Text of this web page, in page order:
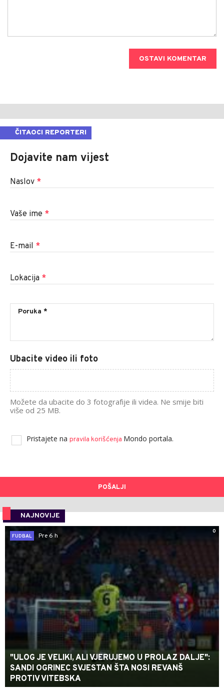
OSTAVI KOMENTAR
ČITAOCI REPORTERI
Dojavite nam vijest
Naslov *
Vaše ime *
E-mail *
Lokacija *
Ubacite video ili foto
Možete da ubacite do 3 fotografije ili videa. Ne smije biti
više od 25 MB.
Pristajete na pravila korišćenja Mondo portala.
POŠALJI
NAJNOVIJE
0
FUDBAL
Pre 6 h
"ULOG JE VELIKI, ALI VJERUJEMO U PROLAZ DALJE":
SANDI OGRINEC SVJESTAN ŠTA NOSI REVANŠ
PROTIV VITEBSKA